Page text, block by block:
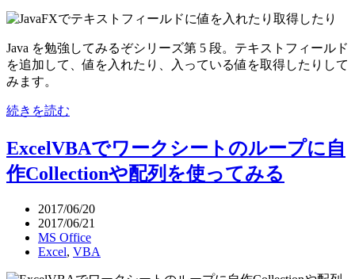
Java を勉強してみるぞシリーズ第 5 段。テキストフィールド
を追加して、値を入れたり、入っている値を取得したりして
みます。
続きを読む
ExcelVBAでワークシートのループに自
作Collectionや配列を使ってみる
2017/06/20
2017/06/21
MS Office
Excel, VBA